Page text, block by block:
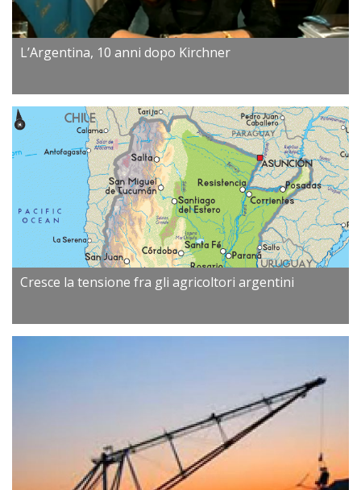
L’Argentina, 10 anni dopo Kirchner
Cresce la tensione fra gli agricoltori argentini